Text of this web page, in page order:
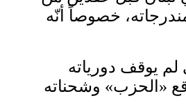
الأسد. وثمة خريطة طريق جاهزة لبلوغ هذه الخيارات يرسمها القرار 1701 بكل مندرجاته، خصوصاً أنّه
الجو الإسرائيلي لم يوقف دورياته
«الحزب» وشحناته